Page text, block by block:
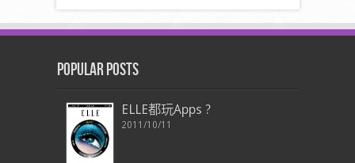
Popular Posts
ELLE都玩Apps ?
2011/10/11